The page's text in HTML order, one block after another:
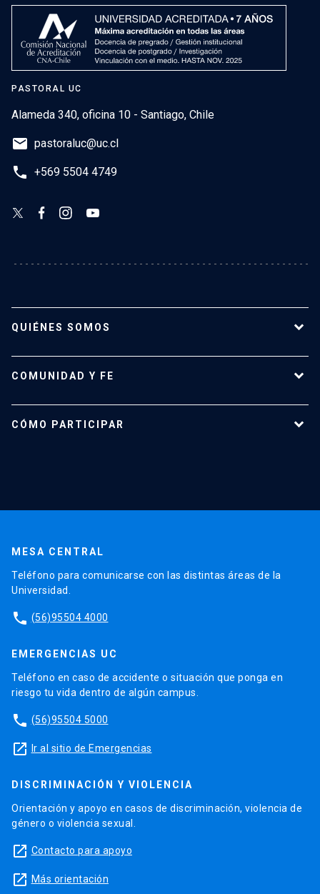
PASTORAL UC
Alameda 340, oficina 10 - Santiago, Chile
email pastoraluc@uc.cl
phone +569 5504 4749
QUIÉNES SOMOS
Historia
COMUNIDAD Y FE
CÓMO PARTICIPAR
MESA CENTRAL
Teléfono para comunicarse con las distintas áreas de la
Universidad.
phone (56)95504 4000
EMERGENCIAS UC
Teléfono en caso de accidente o situación que ponga en
riesgo tu vida dentro de algún campus.
phone (56)95504 5000
launch Ir al sitio de Emergencias
DISCRIMINACIÓN Y VIOLENCIA
Orientación y apoyo en casos de discriminación, violencia de
género o violencia sexual.
launch Contacto para apoyo
launch Más orientación